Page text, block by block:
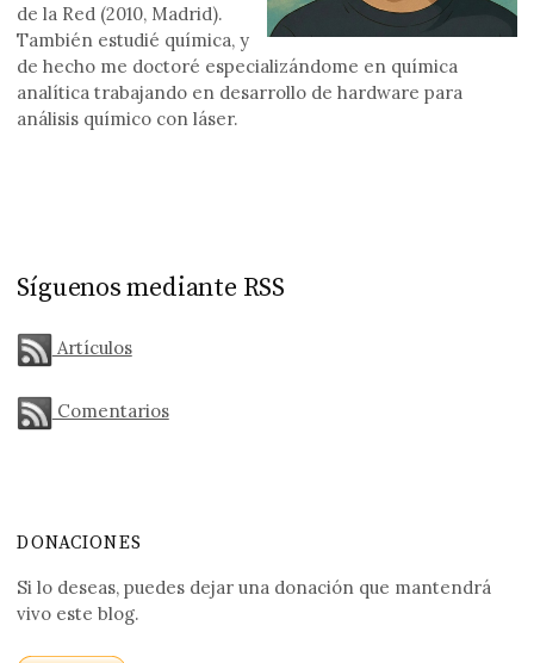
de la Red (2010, Madrid).
También estudié química, y
de hecho me doctoré especializándome en química
analítica trabajando en desarrollo de hardware para
análisis químico con láser.
Síguenos mediante RSS
Artículos
Comentarios
DONACIONES
Si lo deseas, puedes dejar una donación que mantendrá
vivo este blog.